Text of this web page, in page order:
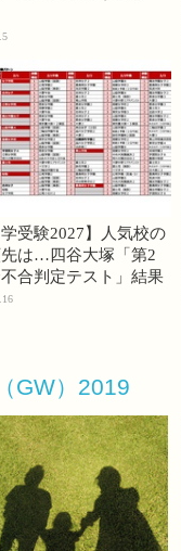
学受験2027】人気校の
は…四谷大塚「第2
合判定テスト」結果
GW）2019